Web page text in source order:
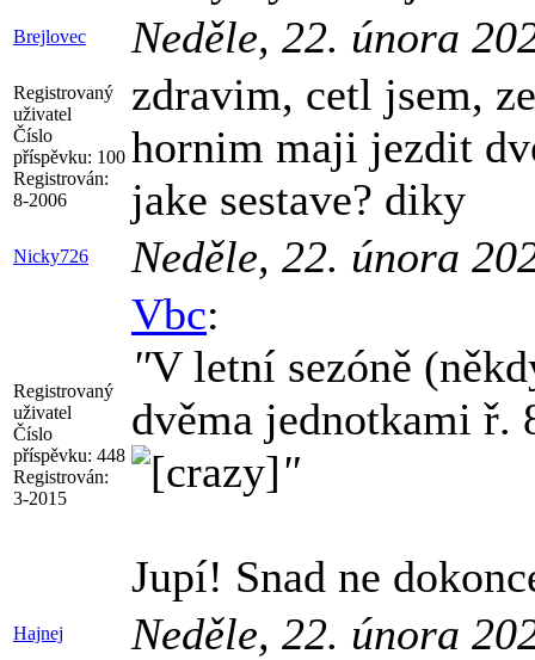
Brejlovec Neděle, 22. února
Registrovaný
uživatel
Číslo
příspěvku: 100
Registrován:
8-2006
zdravim, cetl jsem,
hornim maji jezdit
jake sestave? diky
Nicky726 Neděle, 22. února
Registrovaný
uživatel
Číslo
příspěvku: 448
Registrován:
3-2015
Vbc:
"V letní sezóně
dvěma jednotkami ř.
"
Jupí! Snad ne
Hajnej Neděle, 22. února